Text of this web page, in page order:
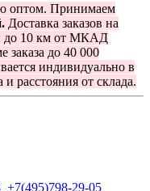
оптом. Принимаем
Доставка заказов на
до 10 км от МКАД
заказа до 40 000
индивидуально в
и расстояния от склада.
+7(495)798-29-05